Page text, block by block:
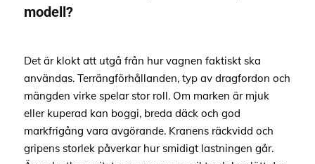
modell?
Det är klokt att utgå från hur vagnen faktiskt ska
användas. Terrängförhållanden, typ av dragfordon och
mängden virke spelar stor roll. Om marken är mjuk
eller kuperad kan boggi, breda däck och god
markfrigång vara avgörande. Kranens räckvidd och
gripens storlek påverkar hur smidigt lastningen går.